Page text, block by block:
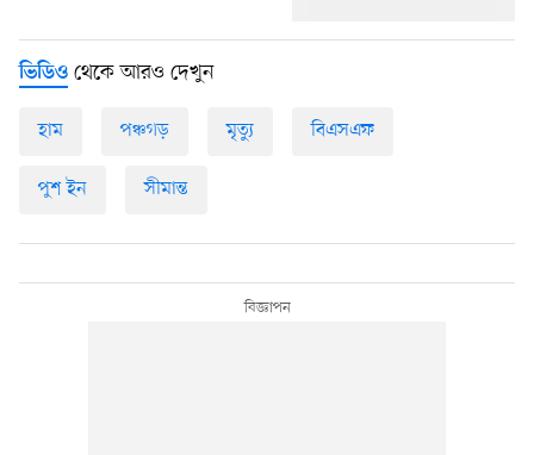
ভিডিও থেকে আরও দেখুন
হাম পঞ্চগড় মৃত্যু বিএসএফ
পুশ ইন সীমান্ত